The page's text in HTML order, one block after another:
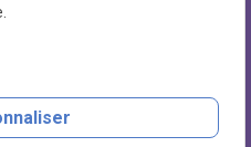
légales